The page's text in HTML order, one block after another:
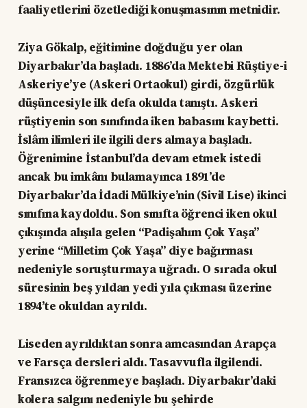
faaliyetlerini özetlediği konuşmasının metnidir.
Ziya Gökalp, eğitimine doğduğu yer olan
Diyarbakır’da başladı. 1886’da Mektebi Rüştiye-i
Askeriye’ye (Askeri Ortaokul) girdi, özgürlük
düşüncesiyle ilk defa okulda tanıştı. Askeri
rüştiyenin son sınıfında iken babasını kaybetti.
İslâm ilimleri ile ilgili ders almaya başladı.
Öğrenimine İstanbul’da devam etmek istedi
ancak bu imkânı bulamayınca 1891’de
Diyarbakır’da İdadi Mülkiye’nin (Sivil Lise) ikinci
sınıfına kaydoldu. Son sınıfta öğrenci iken okul
çıkışında alışıla gelen “Padişahım Çok Yaşa”
yerine “Milletim Çok Yaşa” diye bağırması
nedeniyle soruşturmaya uğradı. O sırada okul
süresinin beş yıldan yedi yıla çıkması üzerine
1894’te okuldan ayrıldı.
Liseden ayrıldıktan sonra amcasından Arapça
ve Farsça dersleri aldı. Tasavvufla ilgilendi.
Fransızca öğrenmeye başladı. Diyarbakır’daki
kolera salgını nedeniyle bu şehirde